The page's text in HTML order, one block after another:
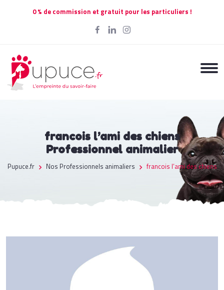
0 % de commission et gratuit pour les particuliers !
francois l’ami des chiens
Professionnel animalier
Pupuce.fr Nos Professionnels animaliers francois l’ami des chiens